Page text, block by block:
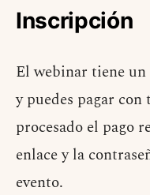
Inscripción
El webinar tiene
y puedes pagar
procesado el pago
enlace y la
evento.